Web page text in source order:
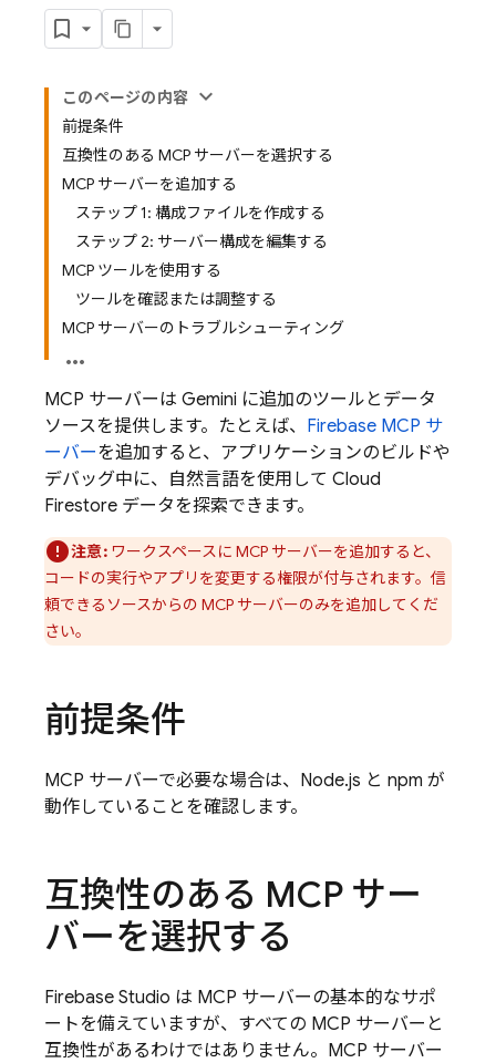
このページの内容
前提条件
互換性のある MCP サーバーを選択する
MCP サーバーを追加する
ステップ 1: 構成ファイルを作成する
ステップ 2: サーバー構成を編集する
MCP ツールを使用する
ツールを確認または調整する
MCP サーバーのトラブルシューティング
MCP サーバーは Gemini に追加のツールとデータ
ソースを提供します。たとえば、 Firebase MCP サ
ーバーを追加すると、アプリケーションのビルドや
デバッグ中に、自然言語を使用して Cloud
Firestore データを探索できます。
注意:ワークスペースに MCP サーバーを追加すると、
コードの実行やアプリを変更する権限が付与されます。信
頼できるソースからの MCP サーバーのみを追加してくだ
さい。
前提条件
MCP サーバーで必要な場合は、Node.js と npm が
動作していることを確認します。
互換性のある MCP サー
バーを選択する
Firebase Studio は MCP サーバーの基本的なサポ
ートを備えていますが、すべての MCP サーバーと
互換性があるわけではありません。MCP サーバー